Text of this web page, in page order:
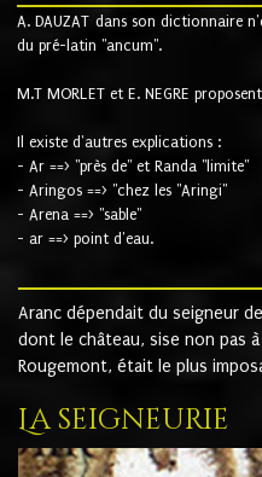
A. DAUZAT dans son dictionnaire
du pré-latin "ancum".
M.T MORLET et E. NEGRE
Il existe d'autres explications :
- Ar ==> "près de" et Randa "limite"
- Aringos ==> "chez les "Aringi"
- Arena ==> "sable"
- ar ==> point d'eau.
Aranc dépendait du seigneur
dont le château, sise non pas
Rougemont, était le plus
La seigneurie